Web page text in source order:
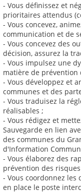
- Vous définissez et
prioritaires attendus
- Vous concevez,
communication et de
- Vous concevez des
décision, assurez la
- Vous impulsez une
matière de prévention
- Vous développez et
communes et des
- Vous traduisez la
réalisables ;
- Vous rédigez et
Sauvegarde en lien
des communes du
d'Information
- Vous élaborez des
prévention des
- Vous coordonnez les
en place le poste